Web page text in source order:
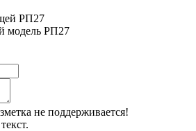
модель РП27
не поддерживается!